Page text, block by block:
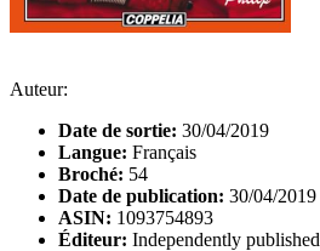
Auteur:
Date de sortie: 30/04/2019
Langue: Français
Broché: 54
Date de publication: 30/04/2019
ASIN: 1093754893
Éditeur: Independently published